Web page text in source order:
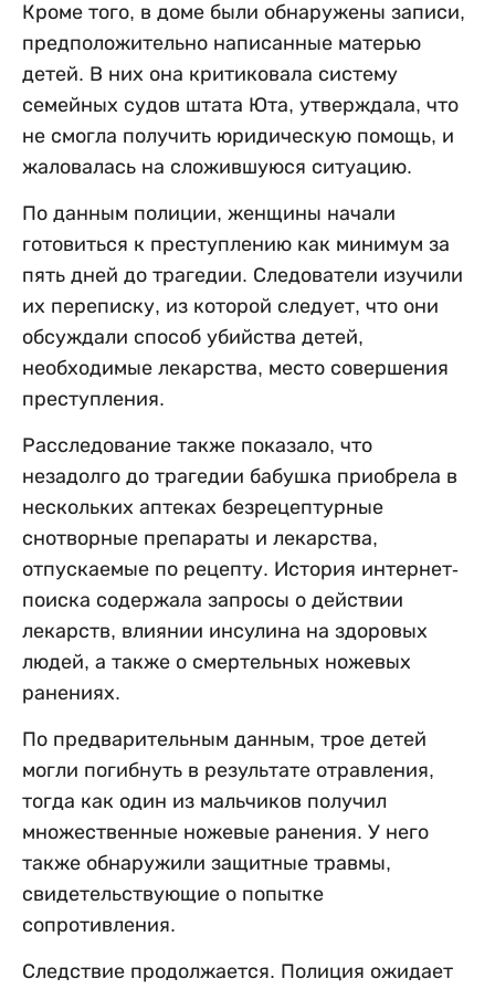
Кроме того, в доме были обнаружены записи,
предположительно написанные матерью
детей. В них она критиковала систему
семейных судов штата Юта, утверждала, что
не смогла получить юридическую помощь, и
жаловалась на сложившуюся ситуацию.
По данным полиции, женщины начали
готовиться к преступлению как минимум за
пять дней до трагедии. Следователи изучили
их переписку, из которой следует, что они
обсуждали способ убийства детей,
необходимые лекарства, место совершения
преступления.
Расследование также показало, что
незадолго до трагедии бабушка приобрела в
нескольких аптеках безрецептурные
снотворные препараты и лекарства,
отпускаемые по рецепту. История интернет-
поиска содержала запросы о действии
лекарств, влиянии инсулина на здоровых
людей, а также о смертельных ножевых
ранениях.
По предварительным данным, трое детей
могли погибнуть в результате отравления,
тогда как один из мальчиков получил
множественные ножевые ранения. У него
также обнаружили защитные травмы,
свидетельствующие о попытке
сопротивления.
Следствие продолжается. Полиция ожидает